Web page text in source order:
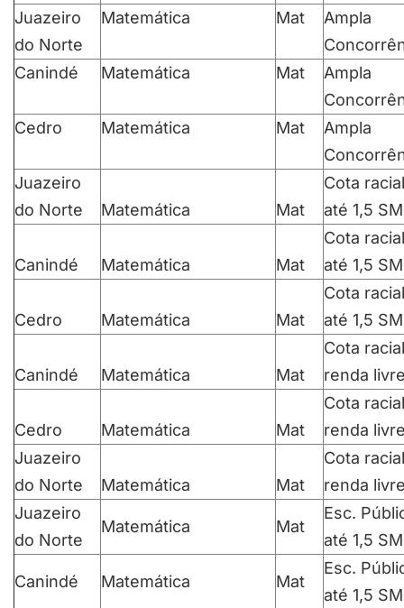
Juazeiro
do Norte
Matemática Mat
Ampla
Canindé
Matemática Mat
Ampla
Cedro
Matemática Mat
Ampla
Juazeiro
do Norte
Matemática Mat
Cota racial
até 1,5 SM
Canindé Matemática Mat
Cota racial
até 1,5 SM
Cedro Matemática Mat
Cota racial
até 1,5 SM
Canindé Matemática Mat
Cota racial
renda
Cedro Matemática Mat
Cota racial
renda
Juazeiro
do Norte
Matemática Mat
Cota racial
renda
Juazeiro
do Norte
Matemática Mat
Esc.
até 1,5 SM
Canindé Matemática Mat
Esc.
até 1,5 SM